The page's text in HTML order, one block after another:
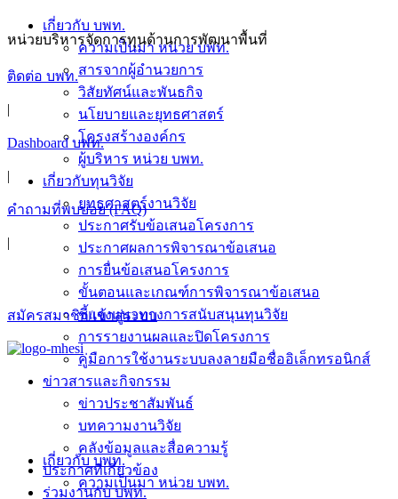
Skip
to
หน่วยบริหารจัดการทุนด้านการพัฒนาพื้นที่
ติดต่อ บพท.
|
Dashboard บพท.
|
คำถามที่พบบ่อย (FAQ)
|
สมัครสมาชิก/เข้าสู่ระบบ
เกี่ยวกับ บพท.
ความเป็นมา หน่วย บพท.
เกี่ยวกับ บพท.
ความเป็นมา หน่วย บพท.
สารจากผู้อำนวยการ
วิสัยทัศน์และพันธกิจ
นโยบายและยุทธศาสตร์
โครงสร้างองค์กร
ผู้บริหาร หน่วย บพท.
เกี่ยวกับทุนวิจัย
ยุทธศาสตร์งานวิจัย
ประกาศรับข้อเสนอโครงการ
ประกาศผลการพิจารณาข้อเสนอ
การยื่นข้อเสนอโครงการ
ขั้นตอนและเกณฑ์การพิจารณาข้อเสนอ
ชี้แจงแนวทางการสนับสนุนทุนวิจัย
การรายงานผลและปิดโครงการ
คู่มือการใช้งานระบบลงลายมือชื่ออิเล็กทรอนิกส์
ข่าวสารและกิจกรรม
ข่าวประชาสัมพันธ์
บทความงานวิจัย
คลังข้อมูลและสื่อความรู้
ประกาศที่เกี่ยวข้อง
ร่วมงานกับ บพท.